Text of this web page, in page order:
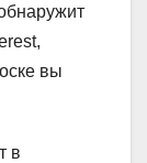
вы
в